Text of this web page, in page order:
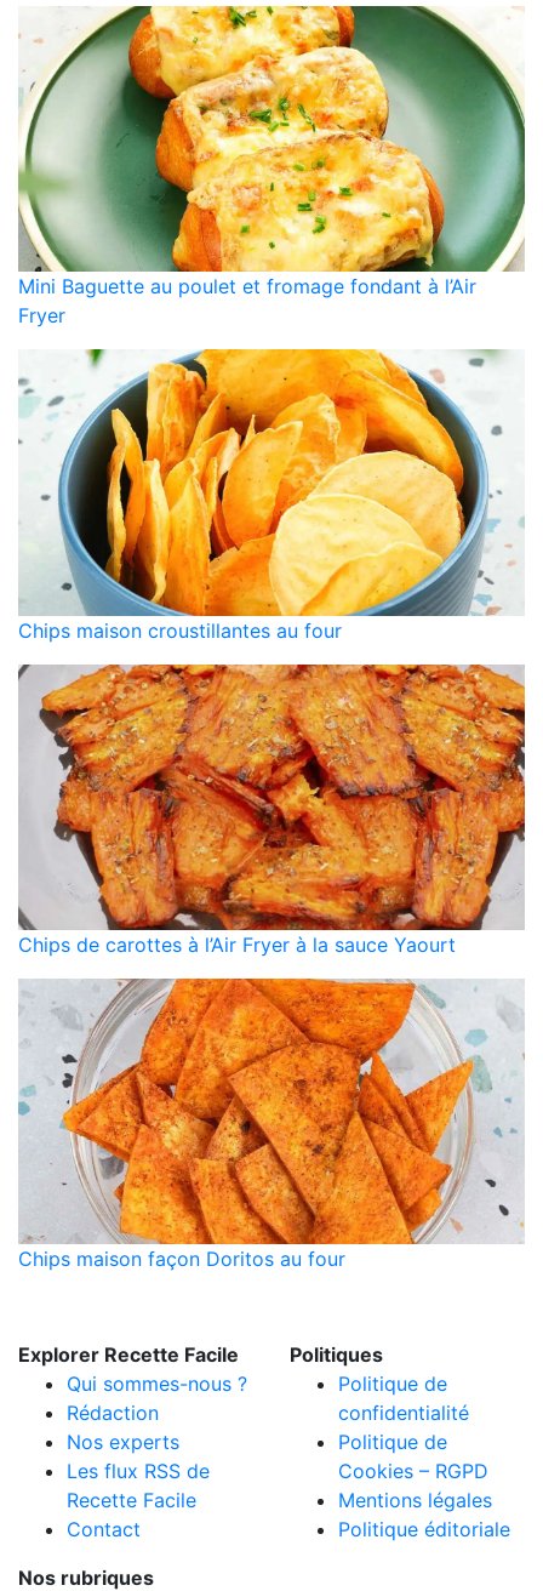
Mini Baguette au poulet et fromage fondant à l’Air
Fryer
Chips maison croustillantes au four
Chips de carottes à l’Air Fryer à la sauce Yaourt
Chips maison façon Doritos au four
Explorer Recette Facile
Qui sommes-nous ?
Rédaction
Nos experts
Les flux RSS de
Recette Facile
Contact
Politiques
Politique de
confidentialité
Politique de
Cookies – RGPD
Mentions légales
Politique éditoriale
Nos rubriques